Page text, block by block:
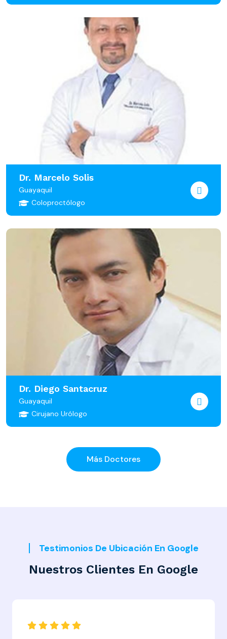
Dr. Marcelo Solis
Guayaquil
Coloproctólogo
Dr. Diego Santacruz
Guayaquil
Cirujano Urólogo
Más Doctores
Testimonios De Ubicación En Google
Nuestros Clientes En Google